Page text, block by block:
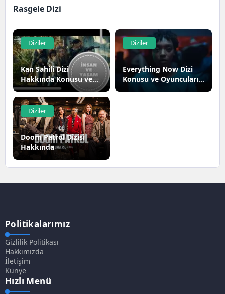
Rasgele Dizi
Diziler
Kan Sahili Dizi
Hakkında Konusu ve
Oyuncuları | Netflix
Diziler
Everything Now Dizi
Konusu ve Oyuncuları |
Netflix
Diziler
Doom Patrol Dizisi
Hakkında
Politikalarımız
Gizlilik Politikası
Hakkımızda
İletişim
Künye
Hızlı Menü